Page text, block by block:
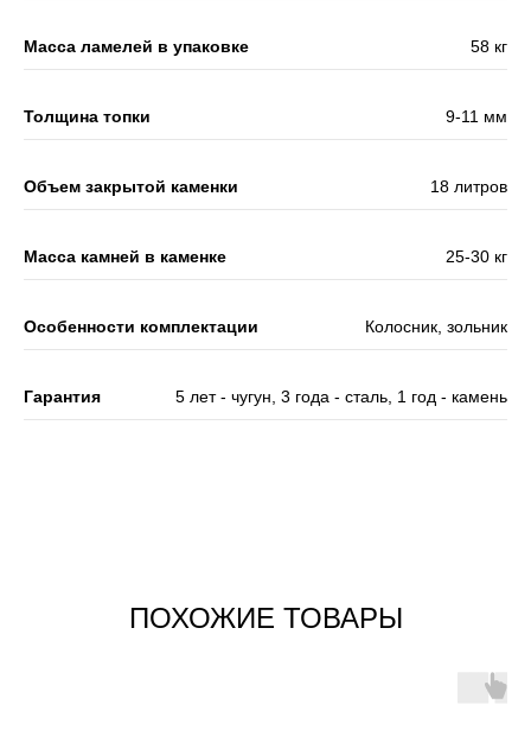
Масса ламелей в упаковке 58 кг
Толщина топки 9-11 мм
Объем закрытой каменки 18 литров
Масса камней в каменке 25-30 кг
Особенности комплектации Колосник, зольник
Гарантия 5 лет - чугун, 3 года - сталь, 1 год - камень
ПОХОЖИЕ ТОВАРЫ